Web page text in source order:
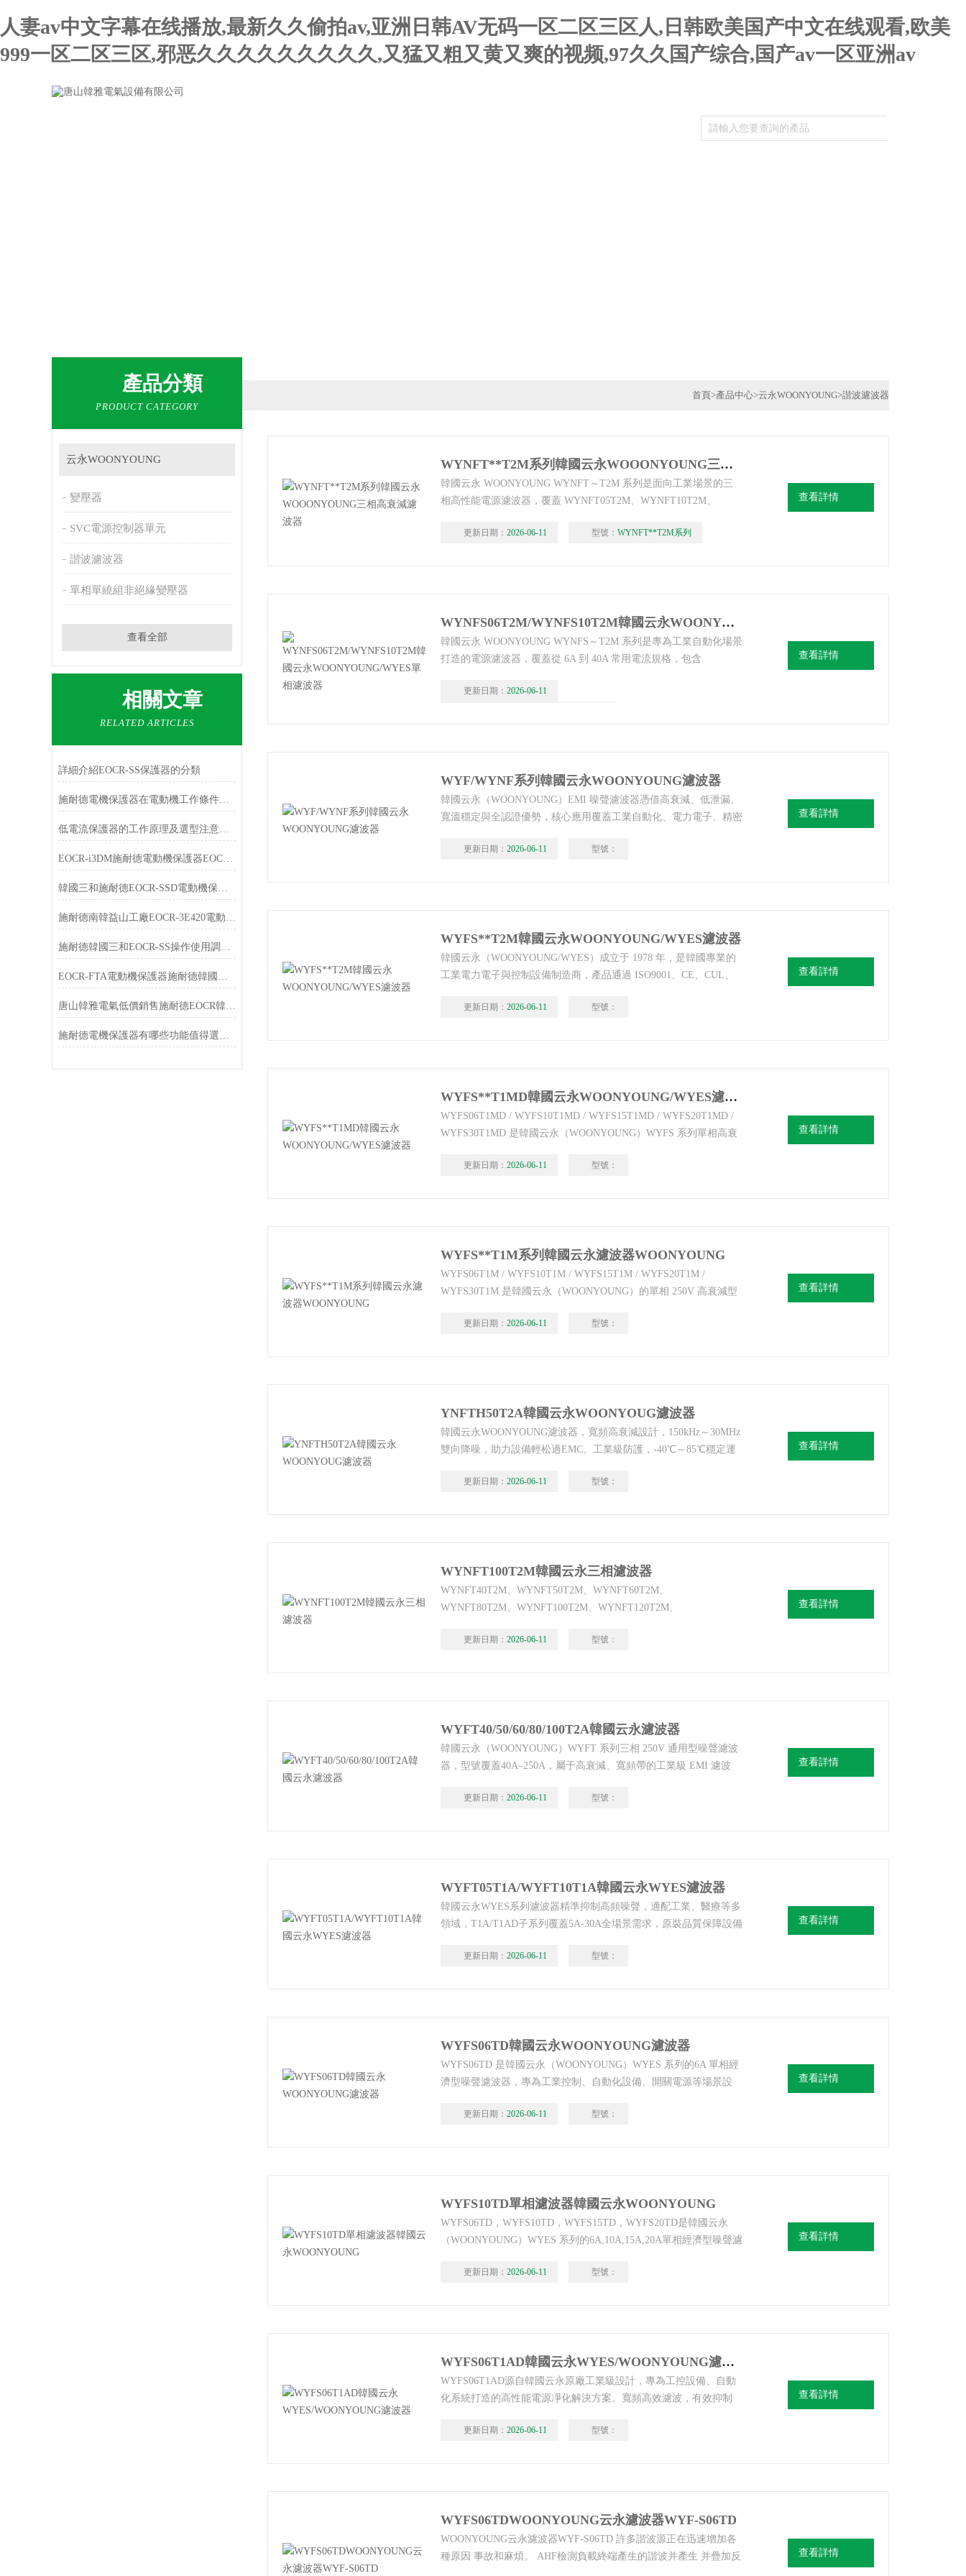
人妻av中文字幕在线播放,最新久久偷拍av,亚洲日韩AV无码一区二区三区人,日韩欧美国产中文在线观看,欧美
999一区二区三区,邪恶久久久久久久久久久,又猛又粗又黄又爽的视频,97久久国产综合,国产av一区亚洲av
產品分類
PRODUCT CATEGORY
云永WOONYOUNG
變壓器
SVC電源控制器單元
諧波濾波器
單相單繞組非絕緣變壓器
查看全部
相關文章
RELATED ARTICLES
詳細介紹EOCR-SS保護器的分類
施耐德電機保護器在電動機工作條件下有哪些選擇？
低電流保護器的工作原理及選型注意事項
EOCR-i3DM施耐德電動機保護器EOCRi3DM-WRDUHZ產品簡介
唐山韓雅電氣低價銷售施耐德EOCR韓國三和SAMWHA電動機保護器
首頁>產品中心>云永WOONYOUNG>諧波濾波器
WYNFT**T2M系列韓國云永WOOONYOUNG三相高衰減濾波器
韓國云永 WOONYOUNG WYNFT～T2M 系列是面向工業場景的三
相高性能電源濾波器，覆蓋 WYNFT05T2M、WYNFT10T2M、
定電流從 5A 至 30A，采用統一端子臺接線設計，專為三相動力設備
更新日期： 2026-06-11 型號： WYNFT**T2M系列
查看詳情
WYNFS06T2M/WYNFS10T2M韓國云永WOONYOUNG/WYES單相濾波器
韓國云永 WOONYOUNG WYNFS～T2M 系列是專為工業自動化場景
打造的電源濾波器，覆蓋從 6A 到 40A 常用電流規格，包含
WYNFS30T2M、WYNFS40T2M 六款標準型號，統一采用端子臺接
更新日期： 2026-06-11
查看詳情
WYF/WYNF系列韓國云永WOONYOUNG濾波器
韓國云永（WOONYOUNG）EMI 噪聲濾波器憑借高衰減、低泄漏、
寬溫穩定與全認證優勢，核心應用覆蓋工業自動化、電力電子、精密
（EMC）要求嚴苛的領域。中國區代理商：唐山韓雅電氣設備有限
更新日期： 2026-06-11 型號：
查看詳情
WYFS**T2M韓國云永WOONYOUNG/WYES濾波器
韓國云永（WOONYOUNG/WYES）成立于 1978 年，是韓國專業的
工業電力電子與控制設備制造商，產品通過 ISO9001、CE、CUL、
電源、精密設備等領域。其WYFS?T2M 系列單相高性能噪聲濾波器
更新日期： 2026-06-11 型號：
查看詳情
WYFS**T1MD韓國云永WOONYOUNG/WYES濾波器
WYFS06T1MD / WYFS10T1MD / WYFS15T1MD / WYFS20T1MD /
WYFS30T1MD 是韓國云永（WOONYOUNG）WYFS 系列單相高衰
波器，數字代表額定電流值，T1代表端子接線塑料外殼，M為多級高
更新日期： 2026-06-11 型號：
查看詳情
WYFS**T1M系列韓國云永濾波器WOONYOUNG
WYFS06T1M / WYFS10T1M / WYFS15T1M / WYFS20T1M /
WYFS30T1M 是韓國云永（WOONYOUNG）的單相 250V 高衰減型
有限公司WYFS**T1M系列韓國云永濾波器WOONYOUNG
更新日期： 2026-06-11 型號：
查看詳情
YNFTH50T2A韓國云永WOONYOUG濾波器
韓國云永WOONYOUNG濾波器，寬頻高衰減設計，150kHz～30MHz
雙向降噪，助力設備輕松過EMC。工業級防護，-40℃～85℃穩定運
斷。YNFTH50T2A韓國云永WOONYOUG濾波器
更新日期： 2026-06-11 型號：
查看詳情
WYNFT100T2M韓國云永三相濾波器
WYNFT40T2M、WYNFT50T2M、WYNFT60T2M、
WYNFT80T2M、WYNFT100T2M、WYNFT120T2M、
（WOONYOUNG）推出的工業級三相噪聲濾波器，覆蓋40A-250A全
更新日期： 2026-06-11 型號：
查看詳情
WYFT40/50/60/80/100T2A韓國云永濾波器
韓國云永（WOONYOUNG）WYFT 系列三相 250V 通用型噪聲濾波
器，型號覆蓋40A–250A，屬于高衰減、寬頻帶的工業級 EMI 濾波
WYFT40T2A/WYFT50T2A/WYFT60T2A/WYFT80T2A/WYFT100T2A/WYFT120T2A/WYFT150T2A/WYFT200T2A/
更新日期： 2026-06-11 型號：
查看詳情
WYFT05T1A/WYFT10T1A韓國云永WYES濾波器
韓國云永WYES系列濾波器精準抑制高頻噪聲，適配工業、醫療等多
領域，T1A/T1AD子系列覆蓋5A-30A全場景需求，原裝品質保障設備
更新日期： 2026-06-11 型號：
查看詳情
WYFS06TD韓國云永WOONYOUNG濾波器
WYFS06TD 是韓國云永（WOONYOUNG）WYES 系列的6A 單相經
濟型噪聲濾波器，專為工業控制、自動化設備、開關電源等場景設
裝，韓國原廠制造，采用優質磁芯與安規元件，低漏電流、高絕緣，
更新日期： 2026-06-11 型號：
查看詳情
WYFS10TD單相濾波器韓國云永WOONYOUNG
WYFS06TD，WYFS10TD，WYFS15TD，WYFS20TD是韓國云永
（WOONYOUNG）WYES 系列的6A,10A,15A,20A單相經濟型噪聲濾
干擾抑制與穩定電源凈化，適配 DIN 導軌與螺絲雙安裝，兼顧性能
更新日期： 2026-06-11 型號：
查看詳情
WYFS06T1AD韓國云永WYES/WOONYOUNG濾波器
WYFS06T1AD源自韓國云永原廠工業級設計，專為工控設備、自動
化系統打造的高性能電源凈化解決方案。寬頻高效濾波，有效抑制
性。中國區代理商：唐山韓雅電氣.WYFS06T1AD韓國云永
更新日期： 2026-06-11 型號：
查看詳情
WYFS06TDWOONYOUNG云永濾波器WYF-S06TD
WOONYOUNG云永濾波器WYF-S06TD 許多諧波源正在迅速增加各
種原因 事故和麻煩。 AHF檢測負載終端產生的諧波并產生 并疊加反
查看詳情